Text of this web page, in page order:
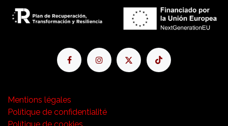
Mentions légales
Polítique de confidentialité